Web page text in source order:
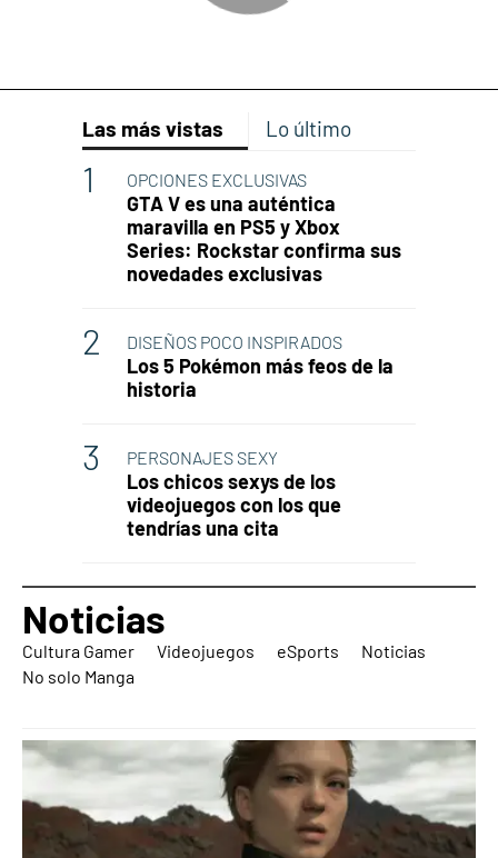
Las más vistas Lo último
OPCIONES EXCLUSIVAS
GTA V es una auténtica
maravilla en PS5 y Xbox
Series: Rockstar confirma sus
novedades exclusivas
DISEÑOS POCO INSPIRADOS
Los 5 Pokémon más feos de la
historia
PERSONAJES SEXY
Los chicos sexys de los
videojuegos con los que
tendrías una cita
Noticias
Cultura Gamer Videojuegos eSports
Noticias
No solo Manga